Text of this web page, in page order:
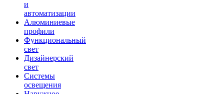
и
автоматизации
Алюминиевые
профили
Функциональный
свет
Дизайнерский
свет
Системы
освещения